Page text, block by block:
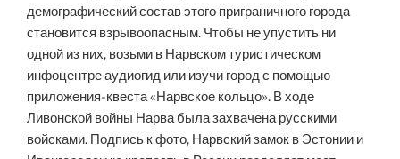
демографический состав этого приграничного города
становится взрывоопасным. Чтобы не упустить ни
одной из них, возьми в Нарвском туристическом
инфоцентре аудиогид или изучи город с помощью
приложения-квеста «Нарвское кольцо». В ходе
Ливонской войны Нарва была захвачена русскими
войсками. Подпись к фото, Нарвский замок в Эстонии и